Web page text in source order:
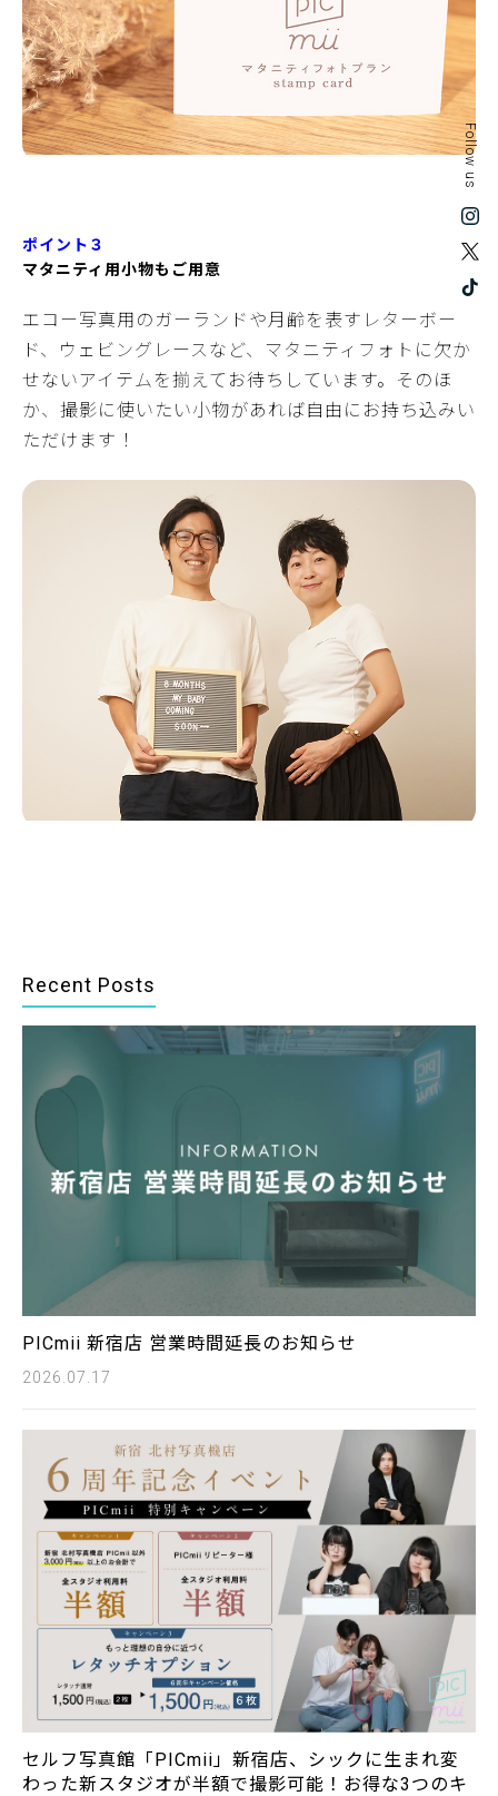
Follow us
ポイント３
マタニティ用小物もご用意
エコー写真用のガーランドや月齢を表すレターボー
ド、ウェビングレースなど、マタニティフォトに欠か
せないアイテムを揃えてお待ちしています。そのほ
か、撮影に使いたい小物があれば自由にお持ち込みい
ただけます！
Recent Posts
PICmii 新宿店 営業時間延長のお知らせ
2026.07.17
セルフ写真館「PICmii」新宿店、シックに生まれ変
わった新スタジオが半額で撮影可能！お得な3つのキ